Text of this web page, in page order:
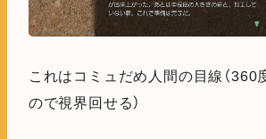
これはコミュだめ人間の目線（360
ので視界回せる）